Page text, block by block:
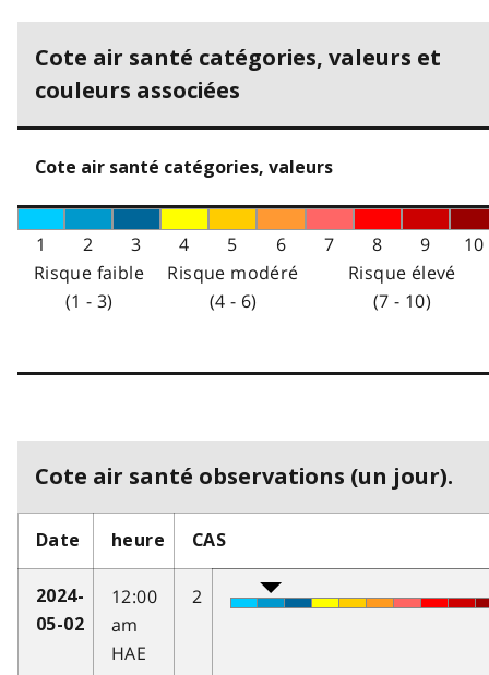
Cote air santé catégories, valeurs et
couleurs associées
Cote air santé catégories, valeurs
1 2 3 4 5 6 7 8 9
10
Risque faible
(1 - 3)
Risque modéré
(4 - 6)
Risque élevé
(7 - 10)
Cote air santé observations (un jour).
Date heure CAS
2024-
05-02
12:00
am
HAE
2